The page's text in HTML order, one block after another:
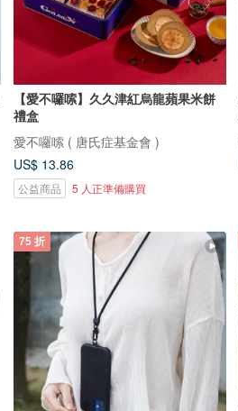
【愛不囉嗦】久久津紅烏龍蘋果米餅
禮盒
愛不囉嗦 ( 唐氏症基金會 )
US$ 13.86
公益商品 5 人正準備購買
75 折